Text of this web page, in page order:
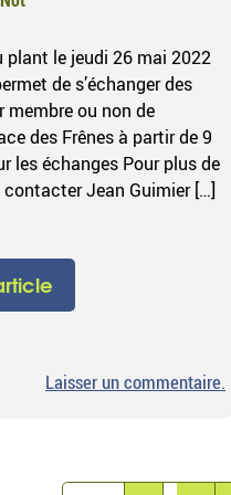
plant le jeudi 26 mai 2022
de s’échanger des
ou non de
des Frênes à partir de 9
les échanges Pour plus de
Jean Guimier […]
Laisser un commentairesur
.